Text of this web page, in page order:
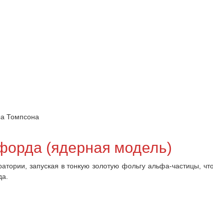
Томпсона
(ядерная модель)
запуская в тонкую золотую фольгу альфа-частицы,